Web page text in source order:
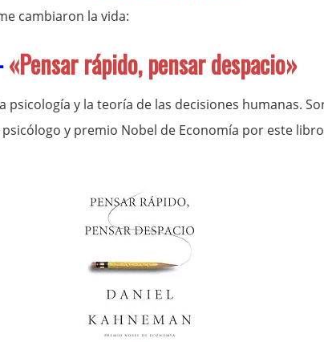
cambiaron la vida:
«Pensar rápido, pensar despacio»
psicología y la teoría de las decisiones humanas.
psicólogo y premio Nobel de Economía por este